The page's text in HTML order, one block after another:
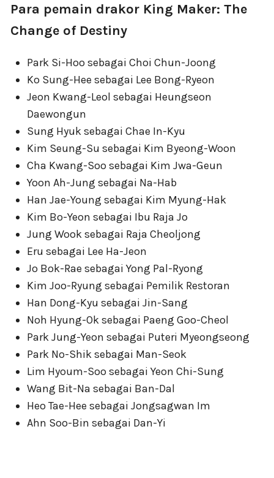
Para pemain drakor King Maker: The
Change of Destiny
Park Si-Hoo sebagai Choi Chun-Joong
Ko Sung-Hee sebagai Lee Bong-Ryeon
Jeon Kwang-Leol sebagai Heungseon
Daewongun
Sung Hyuk sebagai Chae In-Kyu
Kim Seung-Su sebagai Kim Byeong-Woon
Cha Kwang-Soo sebagai Kim Jwa-Geun
Yoon Ah-Jung sebagai Na-Hab
Han Jae-Young sebagai Kim Myung-Hak
Kim Bo-Yeon sebagai Ibu Raja Jo
Jung Wook sebagai Raja Cheoljong
Eru sebagai Lee Ha-Jeon
Jo Bok-Rae sebagai Yong Pal-Ryong
Kim Joo-Ryung sebagai Pemilik Restoran
Han Dong-Kyu sebagai Jin-Sang
Noh Hyung-Ok sebagai Paeng Goo-Cheol
Park Jung-Yeon sebagai Puteri Myeongseong
Park No-Shik sebagai Man-Seok
Lim Hyoum-Soo sebagai Yeon Chi-Sung
Wang Bit-Na sebagai Ban-Dal
Heo Tae-Hee sebagai Jongsagwan Im
Ahn Soo-Bin sebagai Dan-Yi